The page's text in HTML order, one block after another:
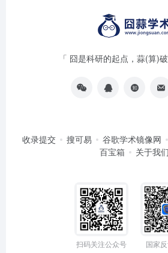
「 囧是科研的起点，蒜(算)
收录提交 搜可易 谷歌学术镜像网
百宝箱
关于我们
扫码关注公众号 国家